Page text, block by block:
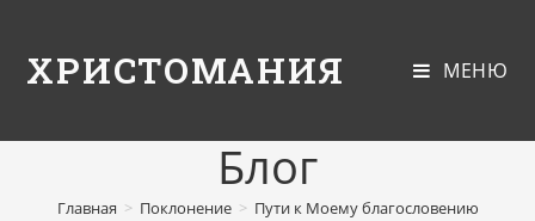
ХРИСТОМАНИЯ МЕНЮ
Блог
Главная > Поклонение > Пути к Моему благословению